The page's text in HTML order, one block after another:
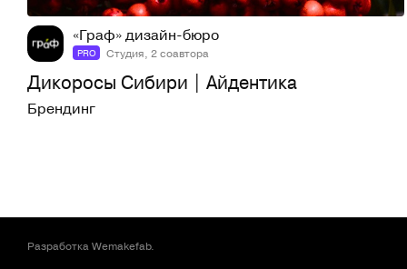
«Граф» дизайн-бюро
PRO Студия, 2 соавтора
Дикоросы Сибири | Айдентика
Брендинг
РазработкаWemakefab.